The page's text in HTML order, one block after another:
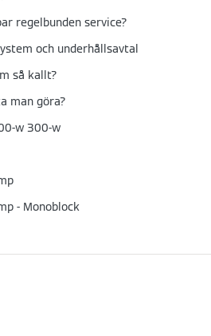
regelbunden service?
och underhållsavtal
så kallt?
man göra?
w 300-w
- Monoblock